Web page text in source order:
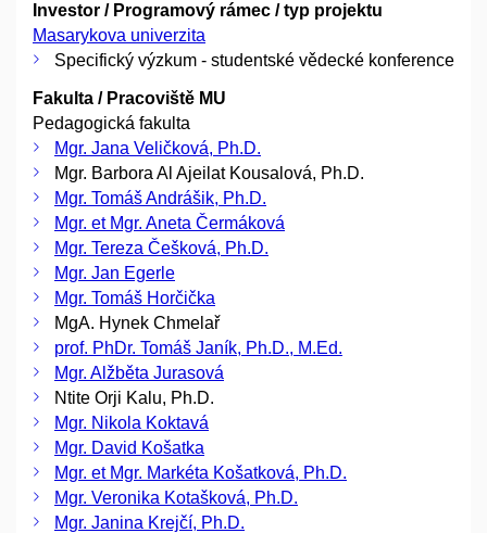
Investor / Programový rámec / typ projektu
Masarykova univerzita
Specifický výzkum - studentské vědecké konference
Fakulta / Pracoviště MU
Pedagogická fakulta
Mgr. Jana Veličková, Ph.D.
Mgr. Barbora Al Ajeilat Kousalová, Ph.D.
Mgr. Tomáš Andrášik, Ph.D.
Mgr. et Mgr. Aneta Čermáková
Mgr. Tereza Češková, Ph.D.
Mgr. Jan Egerle
Mgr. Tomáš Horčička
MgA. Hynek Chmelař
prof. PhDr. Tomáš Janík, Ph.D., M.Ed.
Mgr. Alžběta Jurasová
Ntite Orji Kalu, Ph.D.
Mgr. Nikola Koktavá
Mgr. David Košatka
Mgr. et Mgr. Markéta Košatková, Ph.D.
Mgr. Veronika Kotašková, Ph.D.
Mgr. Janina Krejčí, Ph.D.